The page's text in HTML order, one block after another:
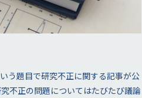
う題目で研究不正に関する記事が公
不正の問題についてはたびたび議論